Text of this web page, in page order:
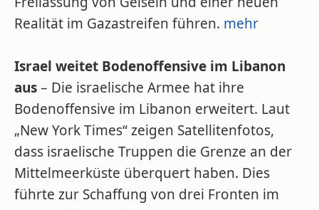
Realität im Gazastreifen führen. mehr
Israel weitet Bodenoffensive im Libanon
aus– Die israelische Armee hat ihre
Bodenoffensive im Libanon erweitert. Laut
„New York Times“ zeigen Satellitenfotos,
dass israelische Truppen die Grenze an der
Mittelmeerküste überquert haben. Dies
führte zur Schaffung von drei Fronten im